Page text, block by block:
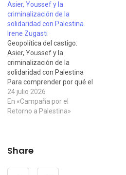
Asier, Youssef y la
criminalización de la
solidaridad con Palestina.
Irene Zugasti
Geopolítica del castigo:
Asier, Youssef y la
criminalización de la
solidaridad con Palestina
Para comprender por qué el
Estado español intenta
hacer prosperar una causa
por terrorismo contra dos
en el control social global.
24 julio 2026
En «Campaña por el
Retorno a Palestina»
Share